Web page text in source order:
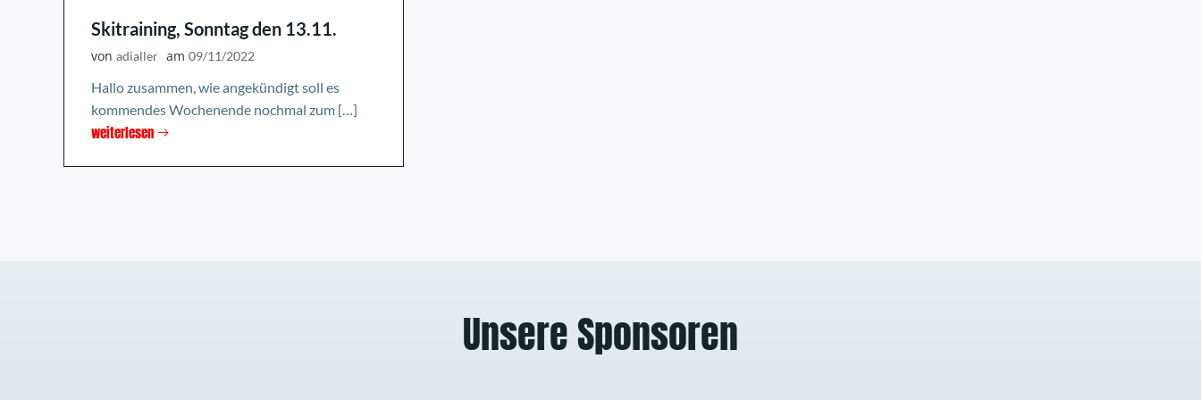
Skitraining, Sonntag den 13.11.
von adialler am 09/11/2022
Hallo zusammen, wie angekündigt soll es
kommendes Wochenende nochmal zum […]
weiterlesen
Unsere Sponsoren